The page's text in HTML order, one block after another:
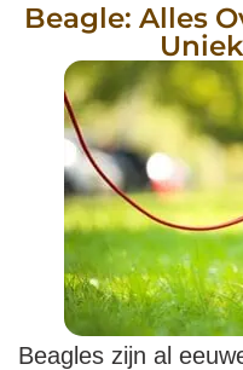
Beagle: Alles
Beagles zijn al